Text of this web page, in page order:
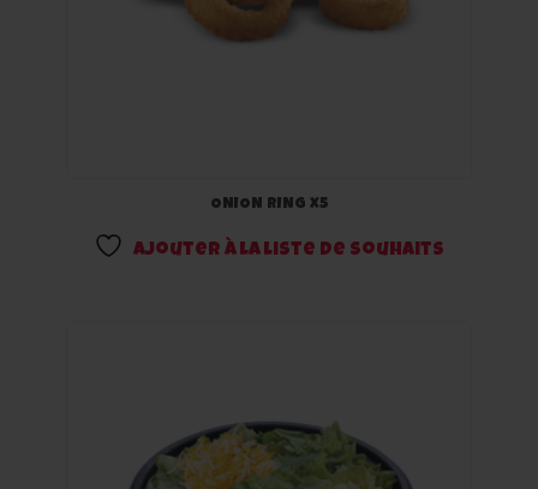
ONION RING x5
Ajouter à la liste de souhaits